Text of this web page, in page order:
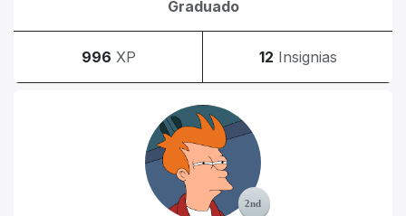
Graduado
996 XP 12 Insignias